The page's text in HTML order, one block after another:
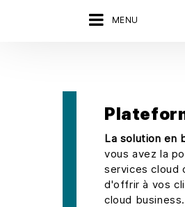
MENU
La solution en
vous avez la
services cloud
d'offrir à vos
cloud business.